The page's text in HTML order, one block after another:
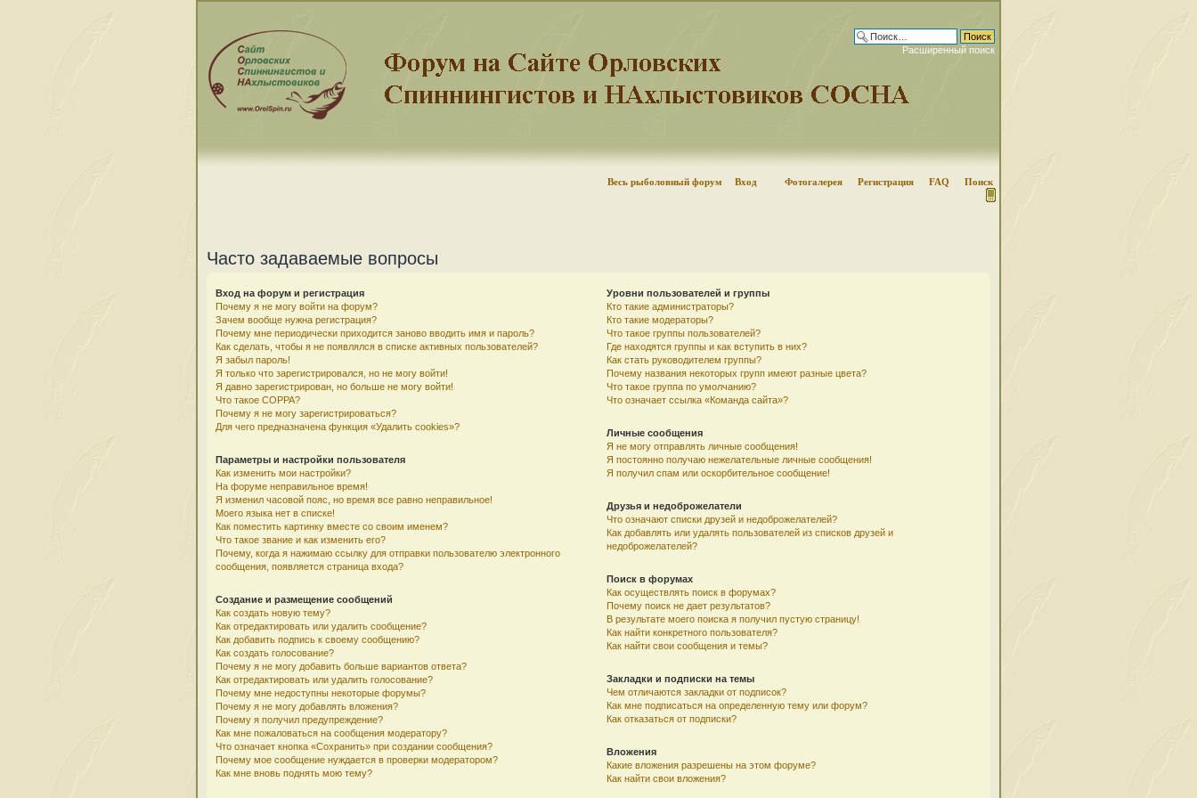
Расширенный поиск
Весь рыболовный форум Вход Фотогалерея Регистрация FAQ Поиск
Часто задаваемые вопросы
Вход на форум и регистрация
Почему я не могу войти на форум?
Зачем вообще нужна регистрация?
Почему мне периодически приходится заново вводить имя и пароль?
Как сделать, чтобы я не появлялся в списке активных пользователей?
Я забыл пароль!
Я только что зарегистрировался, но не могу войти!
Я давно зарегистрирован, но больше не могу войти!
Что такое COPPA?
Почему я не могу зарегистрироваться?
Для чего предназначена функция «Удалить cookies»?
Параметры и настройки пользователя
Как изменить мои настройки?
На форуме неправильное время!
Я изменил часовой пояс, но время все равно неправильное!
Моего языка нет в списке!
Как поместить картинку вместе со своим именем?
Что такое звание и как изменить его?
Почему, когда я нажимаю ссылку для отправки пользователю электронного
сообщения, появляется страница входа?
Создание и размещение сообщений
Как создать новую тему?
Как отредактировать или удалить сообщение?
Как добавить подпись к своему сообщению?
Как создать голосование?
Почему я не могу добавить больше вариантов ответа?
Как отредактировать или удалить голосование?
Почему мне недоступны некоторые форумы?
Почему я не могу добавлять вложения?
Почему я получил предупреждение?
Как мне пожаловаться на сообщения модератору?
Что означает кнопка «Сохранить» при создании сообщения?
Почему мое сообщение нуждается в проверки модератором?
Как мне вновь поднять мою тему?
Уровни пользователей и группы
Кто такие администраторы?
Кто такие модераторы?
Что такое группы пользователей?
Где находятся группы и как вступить в них?
Как стать руководителем группы?
Почему названия некоторых групп имеют разные цвета?
Что такое группа по умолчанию?
Что означает ссылка «Команда сайта»?
Личные сообщения
Я не могу отправлять личные сообщения!
Я постоянно получаю нежелательные личные сообщения!
Я получил спам или оскорбительное сообщение!
Друзья и недоброжелатели
Что означают списки друзей и недоброжелателей?
Как добавлять или удалять пользователей из списков друзей и
недоброжелателей?
Поиск в форумах
Как осуществлять поиск в форумах?
Почему поиск не дает результатов?
В результате моего поиска я получил пустую страницу!
Как найти конкретного пользователя?
Как найти свои сообщения и темы?
Закладки и подписки на темы
Чем отличаются закладки от подписок?
Как мне подписаться на определенную тему или форум?
Как отказаться от подписки?
Вложения
Какие вложения разрешены на этом форуме?
Как найти свои вложения?